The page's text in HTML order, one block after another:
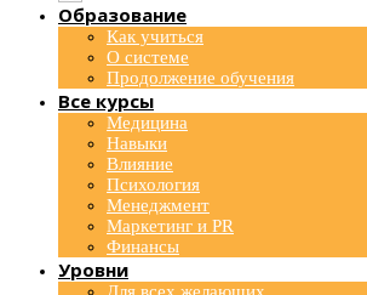
Образование
Как учиться
О системе
Продолжение обучения
Все курсы
Медицина
Навыки
Влияние
Психология
Менеджмент
Маркетинг и PR
Финансы
Уровни